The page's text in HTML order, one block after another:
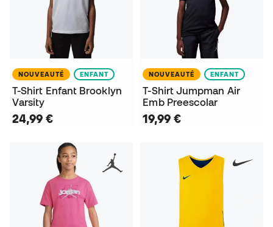
NOUVEAUTÉ ENFANT
T-Shirt Enfant Brooklyn
Varsity
24,99 €
NOUVEAUTÉ ENFANT
T-Shirt Jumpman Air
Emb Preescolar
19,99 €